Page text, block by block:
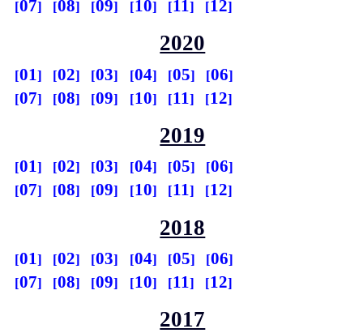
07 08 09 10 11 12
2020
01 02 03 04 05
06
07
08 09 10 11 12
2019
01 02 03 04 05
06
07
08 09 10 11 12
2018
01 02 03 04 05
06
07
08 09 10 11 12
2017